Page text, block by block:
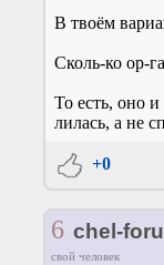
В твоём
Сколь-ко ор-
То есть, оно
лилась, а не
+0
6 chel-
свой человек